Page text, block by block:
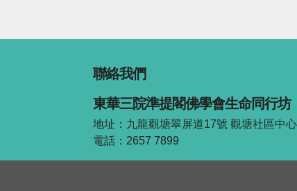
聯絡我們
東華三院準提閣佛學會生命同行坊
地址：九龍觀塘翠屏道17號 觀塘社區中
電話：2657 7899